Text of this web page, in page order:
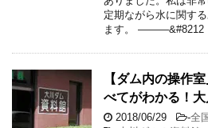
定期ながら水に関す
ます。 ———&#8212
【ダム内の操作
べてがわかる！
2018/06/29 -全